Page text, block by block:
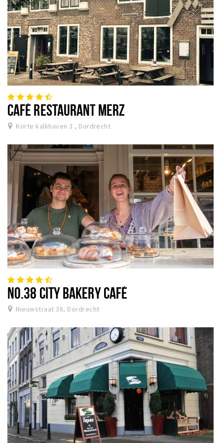
CAFÉ RESTAURANT MERZ
Korte kalkhaven 3 , Dordrecht
NO.38 CITY BAKERY CAFÉ
Nieuwstraat 38, Dordrecht